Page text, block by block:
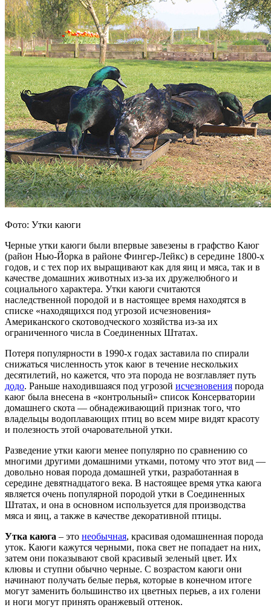
Фото: Утки каюги
Черные утки каюги были впервые завезены в графство Каюг
(район Нью-Йорка в районе Фингер-Лейкс) в середине 1800-х
годов, и с тех пор их выращивают как для яиц и мяса, так и в
качестве домашних животных из-за их дружелюбного и
социального характера. Утки каюги считаются
наследственной породой и в настоящее время находятся в
списке «находящихся под угрозой исчезновения»
Американского скотоводческого хозяйства из-за их
ограниченного числа в Соединенных Штатах.
Потеря популярности в 1990-х годах заставила по спирали
снижаться численность уток каюг в течение нескольких
десятилетий, но кажется, что эта порода не возглавляет путь
додо. Раньше находившаяся под угрозой исчезновения порода
каюг была внесена в «контрольный» список Консерватории
домашнего скота — обнадеживающий признак того, что
владельцы водоплавающих птиц во всем мире видят красоту
и полезность этой очаровательной утки.
Разведение утки каюги менее популярно по сравнению со
многими другими домашними утками, потому что этот вид —
довольно новая порода домашней утки, разработанная в
середине девятнадцатого века. В настоящее время утка каюга
является очень популярной породой утки в Соединенных
Штатах, и она в основном используется для производства
мяса и яиц, а также в качестве декоративной птицы.
Утка каюга – это необычная, красивая одомашненная порода
уток. Каюги кажутся черными, пока свет не попадает на них,
затем они показывают свой красивый зеленый цвет. Их
клювы и ступни обычно черные. С возрастом каюги они
начинают получать белые перья, которые в конечном итоге
могут заменить большинство их цветных перьев, а их голени
и ноги могут принять оранжевый оттенок.